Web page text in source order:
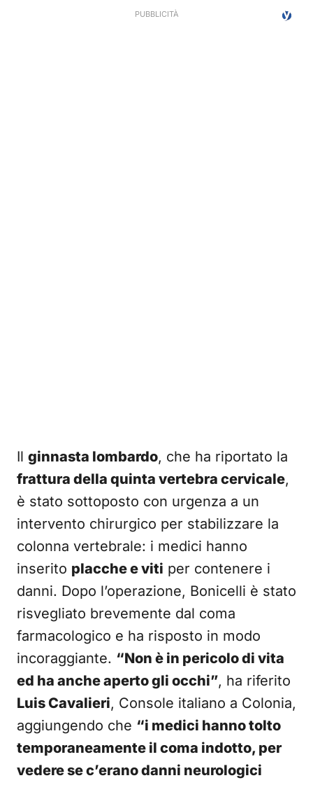
Il ginnasta lombardo, che ha riportato la
frattura della quinta vertebra cervicale,
è stato sottoposto con urgenza a un
intervento chirurgico per stabilizzare la
colonna vertebrale: i medici hanno
inserito placche e viti per contenere i
danni. Dopo l’operazione, Bonicelli è stato
risvegliato brevemente dal coma
farmacologico e ha risposto in modo
incoraggiante. “Non è in pericolo di vita
ed ha anche aperto gli occhi”, ha riferito
Luis Cavalieri, Console italiano a Colonia,
aggiungendo che “i medici hanno tolto
temporaneamente il coma indotto, per
vedere se c’erano danni neurologici